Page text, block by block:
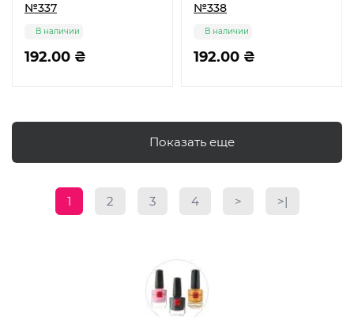
№337
192.00 ₴
В наличии
№338
192.00 ₴
В наличии
Показать еще
1 2 3 4 > >|